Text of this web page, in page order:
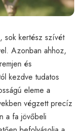
sok kertész szívét
Azonban ahhoz,
és
kezdve tudatos
eleme a
végzett precíz
a fa jövőbeli